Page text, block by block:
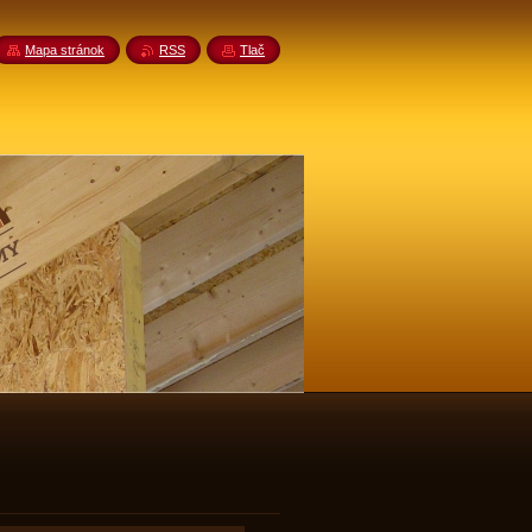
Mapa stránok RSS Tlač